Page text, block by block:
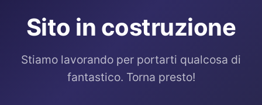
Sito in costruzione
Stiamo lavorando per portarti qualcosa di
fantastico. Torna presto!